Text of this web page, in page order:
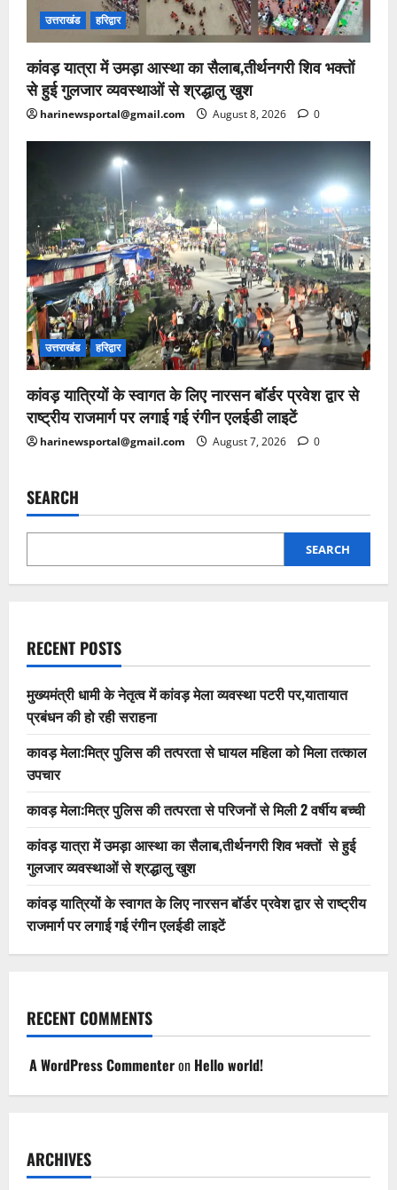
उत्तराखंड हरिद्वार
कांवड़ यात्रा में उमड़ा आस्था का सैलाब,तीर्थनगरी शिव भक्तों
से हुई गुलजार व्यवस्थाओं से श्रद्धालु खुश
harinewsportal@gmail.com August 8, 2026 0
उत्तराखंड हरिद्वार
कांवड़ यात्रियों के स्वागत के लिए नारसन बॉर्डर प्रवेश द्वार से
राष्ट्रीय राजमार्ग पर लगाई गई रंगीन एलईडी लाइटें
harinewsportal@gmail.com August 7, 2026 0
SEARCH
SEARCH
RECENT POSTS
मुख्यमंत्री धामी के नेतृत्व में कांवड़ मेला व्यवस्था पटरी पर,यातायात
प्रबंधन की हो रही सराहना
कावड़ मेला:मित्र पुलिस की तत्परता से घायल महिला को मिला तत्काल
उपचार
कावड़ मेला:मित्र पुलिस की तत्परता से परिजनों से मिली 2 वर्षीय बच्ची
कांवड़ यात्रा में उमड़ा आस्था का सैलाब,तीर्थनगरी शिव भक्तों से हुई
गुलजार व्यवस्थाओं से श्रद्धालु खुश
कांवड़ यात्रियों के स्वागत के लिए नारसन बॉर्डर प्रवेश द्वार से राष्ट्रीय
राजमार्ग पर लगाई गई रंगीन एलईडी लाइटें
RECENT COMMENTS
A WordPress Commenteron Hello world!
ARCHIVES